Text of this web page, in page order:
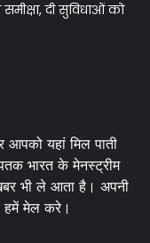
दी सुविधाओं को
यहां मिल पाती
भारत के मेनस्ट्रीम
खबर भी ले आता है। अपनी
हमें मेल करे।